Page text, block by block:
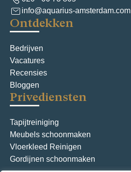
n
a
v
i
g
a
t
i
e
Ontdekken
Bedrijven
Vacatures
Recensies
Bloggen
Privediensten
Tapijtreiniging
Meubels schoonmaken
Vloerkleed Reinigen
Gordijnen schoonmaken
info@aquarius-amsterdam.com